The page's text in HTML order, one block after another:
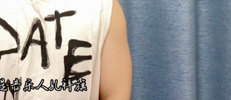
Video